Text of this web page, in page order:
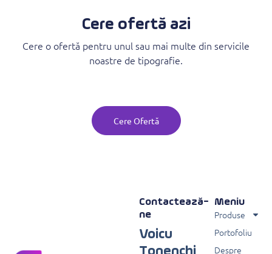
Cere ofertă azi
Cere o ofertă pentru unul sau mai multe din servicile
noastre de tipografie.
Cere Ofertă
Meniu
Produse
Portofoliu
Despre
Contactează-
ne
Voicu